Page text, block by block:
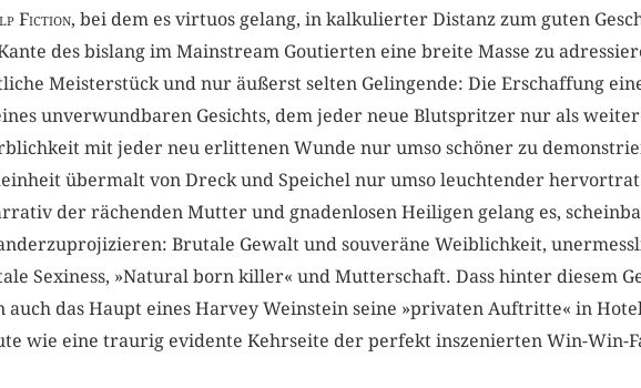
Fiction, bei dem es virtuos gelang, in kalkulierter Distanz zum guten
des bislang im Mainstream Goutierten eine breite Masse zu
Meisterstück und nur äußerst selten Gelingende: Die Erschaffung
unverwundbaren Gesichts, dem jeder neue Blutspritzer nur als
mit jeder neu erlittenen Wunde nur umso schöner zu
übermalt von Dreck und Speichel nur umso leuchtender
der rächenden Mutter und gnadenlosen Heiligen gelang es,
Brutale Gewalt und souveräne Weiblichkeit,
Sexiness, »Natural born killer« und Mutterschaft. Dass hinter diesem
auch das Haupt eines Harvey Weinstein seine »privaten Auftritte« in
wie eine traurig evidente Kehrseite der perfekt inszenierten Win-Win-